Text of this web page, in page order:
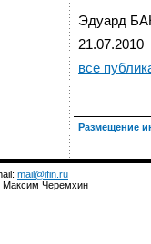
Эдуард
21.07.2010
все
Размещение
mail@ifin.ru
Максим Черемхин